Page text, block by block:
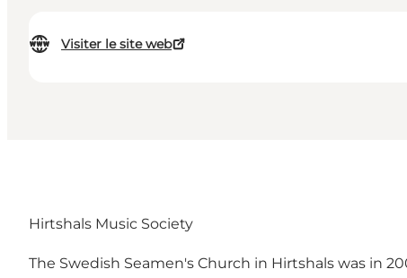
Visiter le site web
Hirtshals Music Society
The Swedish Seamen's Church in Hirtshals was in